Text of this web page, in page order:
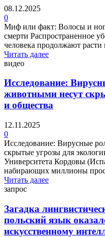
08.12.2025
0
Миф или факт: Волосы и
смерти Распространенное
человека продолжают
Читать далее
видео
Исследование:
животными несут
и общества
12.11.2025
0
Исследование: Вирусные
скрытые угрозы для
Университета Кордовы
набирающих миллионы
Читать далее
запрос
Загадка
польский язык
искусственному